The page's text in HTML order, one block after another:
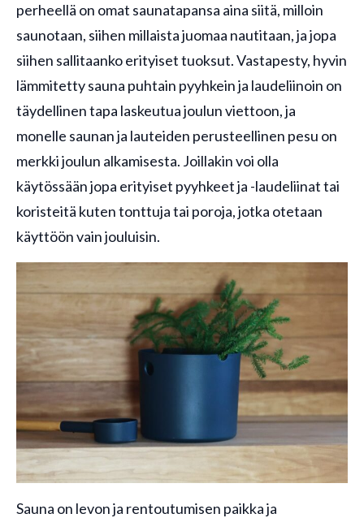
perheellä on omat saunatapansa aina siitä, milloin
saunotaan, siihen millaista juomaa nautitaan, ja jopa
siihen sallitaanko erityiset tuoksut. Vastapesty, hyvin
lämmitetty sauna puhtain pyyhkein ja laudeliinoin on
täydellinen tapa laskeutua joulun viettoon, ja
monelle saunan ja lauteiden perusteellinen pesu on
merkki joulun alkamisesta. Joillakin voi olla
käytössään jopa erityiset pyyhkeet ja -laudeliinat tai
koristeitä kuten tonttuja tai poroja, jotka otetaan
käyttöön vain jouluisin.
Sauna on levon ja rentoutumisen paikka ja